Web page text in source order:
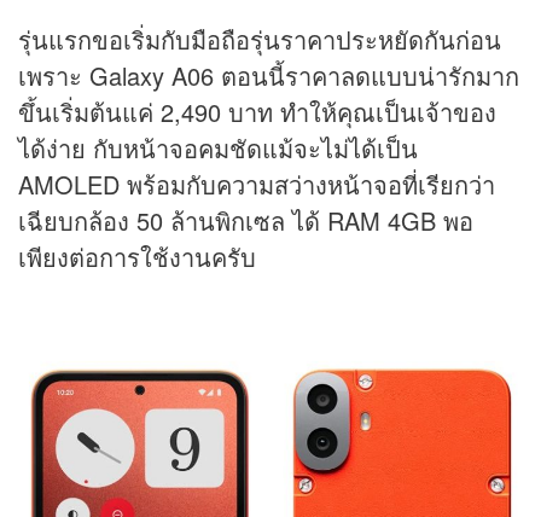
รุ่นแรกขอเริ่มกับมือถือรุ่นราคาประหยัดกันก่อน
เพราะ Galaxy A06 ตอนนี้ราคาลดแบบน่ารักมาก
ขึ้นเริ่มต้นแค่ 2,490 บาท ทำให้คุณเป็นเจ้าของ
ได้ง่าย กับหน้าจอคมชัดแม้จะไม่ได้เป็น
AMOLED พร้อมกับความสว่างหน้าจอที่เรียกว่า
เฉียบกล้อง 50 ล้านพิกเซล ได้ RAM 4GB พอ
เพียงต่อการใช้งานครับ